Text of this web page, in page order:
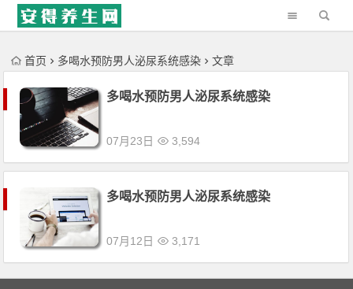
'); })();
首页 多喝水预防男人泌尿系统感染 文章
多喝水预防男人泌尿系统感染
07月23日 3,594
多喝水预防男人泌尿系统感染
07月12日 3,171